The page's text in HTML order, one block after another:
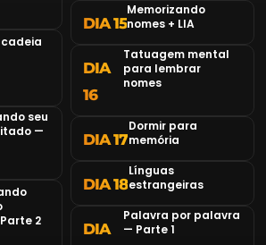
seu
—
2
DIA 15
Memorizando
nomes + LIA
DIA
16
Tatuagem mental
para lembrar
nomes
DIA 17
Dormir para
memória
DIA 18
Línguas
estrangeiras
DIA
Palavra por palavra
— Parte 1